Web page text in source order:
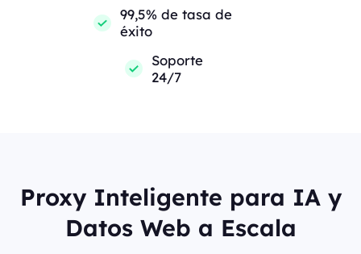
99,5% de tasa de
éxito
Soporte
24/7
Proxy Inteligente para IA y
Datos Web a Escala